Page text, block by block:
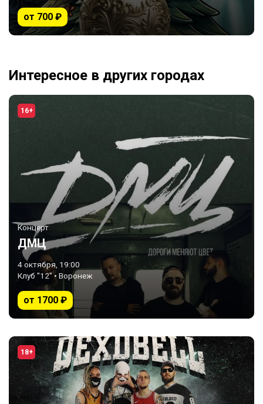
от 700 ₽
Интересное в других городах
16+
Концерт
ДМЦ
4 октября, 19:00
Клуб "12" • Воронеж
от 1700 ₽
18+